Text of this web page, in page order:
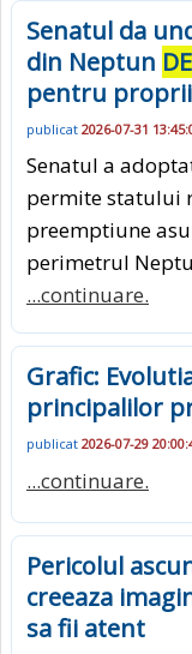
Senatul da
din Neptun
pentru
publicat 2026-07-31
Senatul a
permite statului
preemptiune
perimetrul
...continuare.
Grafic:
principalilor
publicat 2026-07-29
...continuare.
Pericolul
creeaza
sa fii atent